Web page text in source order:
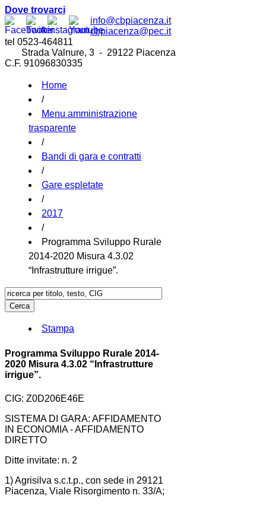
Dove trovarci
info@cbpiacenza.it
cbpiacenza@pec.it
tel 0523-464811
Strada Valnure, 3 - 29122 Piacenza
C.F. 91096830335
Home
/
Menu amministrazione
trasparente
/
Bandi di gara e contratti
/
Gare espletate
/
2017
/
Programma Sviluppo Rurale
2014-2020 Misura 4.3.02
“Infrastrutture irrigue”.
Stampa
Programma Sviluppo Rurale 2014-
2020 Misura 4.3.02 “Infrastrutture
irrigue”.
CIG: Z0D206E46E
SISTEMA DI GARA: AFFIDAMENTO
IN ECONOMIA - AFFIDAMENTO
DIRETTO
Ditte invitate: n. 2
1) Agrisilva s.c.t.p., con sede in 29121
Piacenza, Viale Risorgimento n. 33/A;